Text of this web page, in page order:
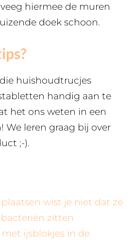
hiermee de muren
doek schoon.
huishoudtrucjes
handig aan te
het ons weten in een
We leren graag bij over
;-).
plaatsen wist je niet dat ze
zitten
met ijsblokjes in de